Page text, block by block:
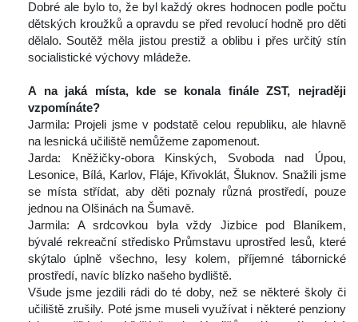
Dobré ale bylo to, že byl každý okres hodnocen podle počtu
dětských kroužků a opravdu se před revolucí hodně pro děti
dělalo. Soutěž měla jistou prestiž a oblibu i přes určitý stín
ocialistické výchovy mládeže.
A na jaká místa, kde se konala finále ZST, nejraději
vzpomínáte?
Jarmila: Projeli jsme v podstatě celou republiku, ale hlavně
na lesnická učiliště nemůžeme zapomenout.
Jarda: Kněžičky-obora Kinských, Svoboda nad Úpou,
Lesonice, Bílá, Karlov, Fláje, Křivoklát, Šluknov. Snažili jsme
e místa střídat, aby děti poznaly různá prostředí, pouze
jednou na Olšinách na Šumavě.
Jarmila: A srdcovkou byla vždy Jizbice pod Blaníkem,
bývalé rekreační středisko Průmstavu uprostřed lesů, které
kýtalo úplně všechno, lesy kolem, příjemné tábornické
prostředí, navíc blízko našeho bydliště.
Všude jsme jezdili rádi do té doby, než se některé školy či
učiliště zrušily. Poté jsme museli využívat i některé penziony